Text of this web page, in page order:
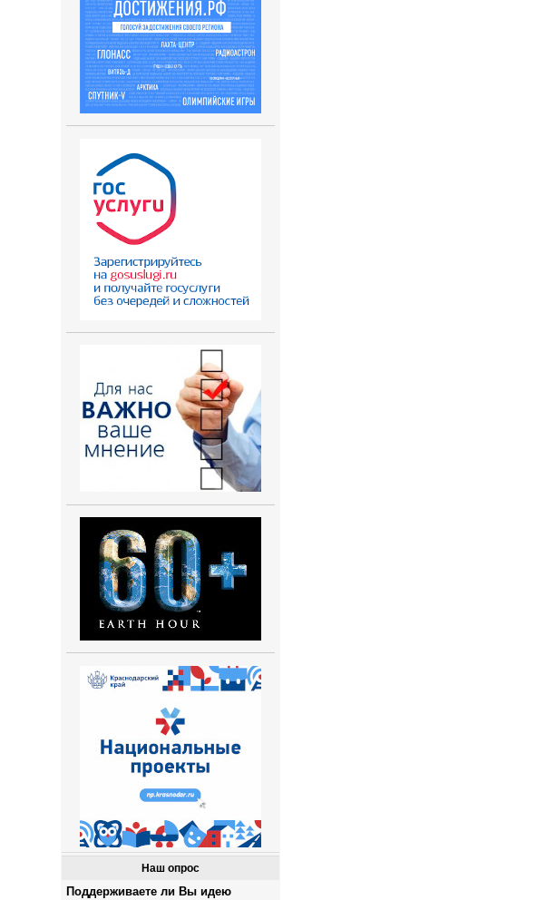
Наш опрос
Поддерживаете ли Вы идею